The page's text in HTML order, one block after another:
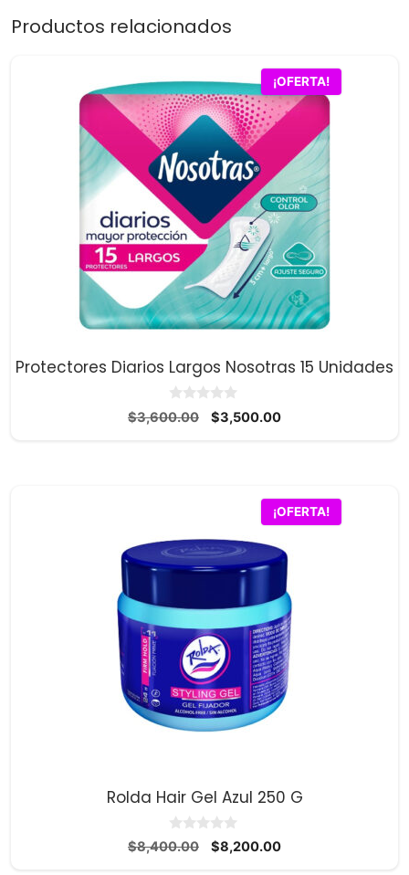
Productos relacionados
¡OFERTA!
Protectores Diarios Largos Nosotras 15 Unidades
0
d
$3,600.00
El
$3,500.00El
¡OFERTA!
Rolda Hair Gel Azul 250 G
0
d
$8,400.00
El
$8,200.00El